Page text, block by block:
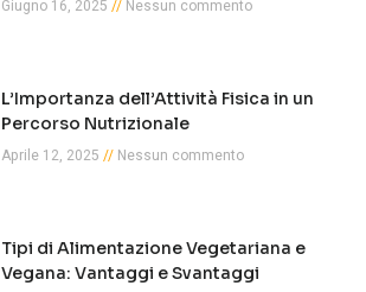
Giugno 16, 2025
Nessun commento
L’Importanza dell’Attività Fisica in un
Percorso Nutrizionale
Aprile 12, 2025
Nessun commento
Tipi di Alimentazione Vegetariana e
Vegana: Vantaggi e Svantaggi